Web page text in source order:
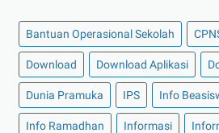
Bantuan Operasional Sekolah
Download Download Aplikasi
Dunia Pramuka IPS Info
Info Ramadhan Informasi